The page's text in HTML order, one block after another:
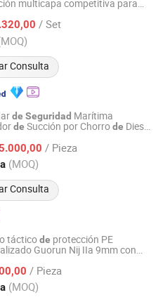
multicapa competitiva para
/ Set
Consulta
Co., Ltd.
Desde 2024
de Seguridad Marítima
de Succión por Chorrode Diesel
/ Pieza
(MOQ)
Consulta
Co., Ltd.
Desde 2026
tácticode protección PE
Guorun Nij IIa 9mm con
/ Pieza
(MOQ)
Manufacturing Co.,